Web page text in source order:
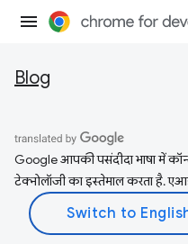
Blog
Google आपकी पसंदीदा भाषा में
टेक्नोलॉजी का इस्तेमाल करता है.